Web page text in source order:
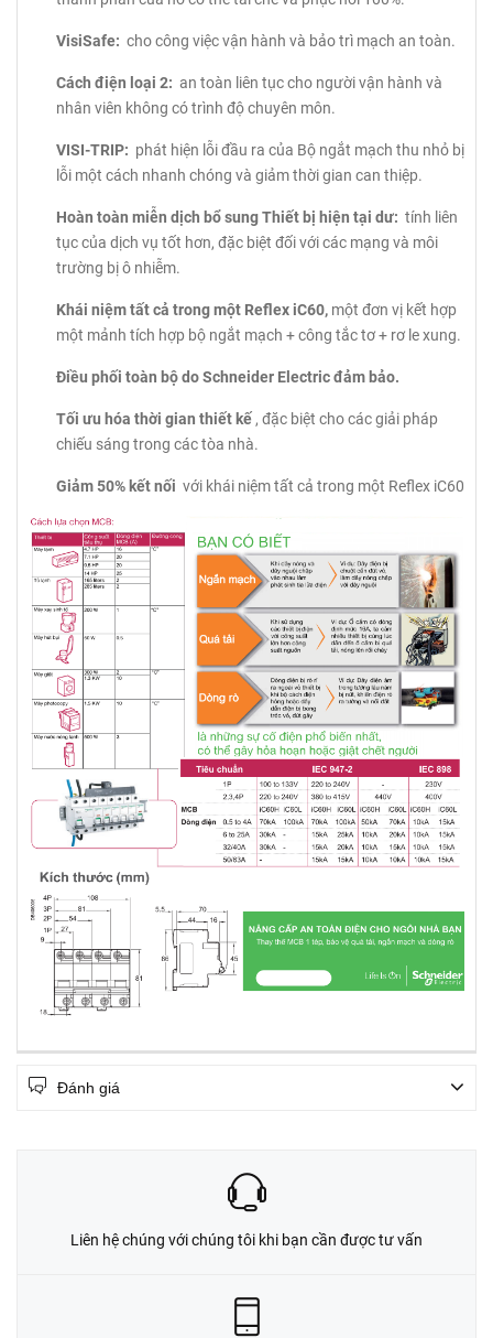
VisiSafe: cho công việc vận hành và bảo trì mạch an toàn.
Cách điện loại 2: an toàn liên tục cho người vận hành và
nhân viên không có trình độ chuyên môn.
VISI-TRIP: phát hiện lỗi đầu ra của Bộ ngắt mạch thu nhỏ bị
lỗi một cách nhanh chóng và giảm thời gian can thiệp.
Hoàn toàn miễn dịch bổ sung Thiết bị hiện tại dư: tính liên
tục của dịch vụ tốt hơn, đặc biệt đối với các mạng và môi
trường bị ô nhiễm.
Khái niệm tất cả trong một Reflex iC60, một đơn vị kết hợp
một mảnh tích hợp bộ ngắt mạch + công tắc tơ + rơ le xung.
Điều phối toàn bộ do Schneider Electric đảm bảo.
Tối ưu hóa thời gian thiết kế , đặc biệt cho các giải pháp
chiếu sáng trong các tòa nhà.
Giảm 50% kết nối với khái niệm tất cả trong một Reflex iC60
Đánh giá
Liên hệ chúng với chúng tôi khi bạn cần được tư vấn